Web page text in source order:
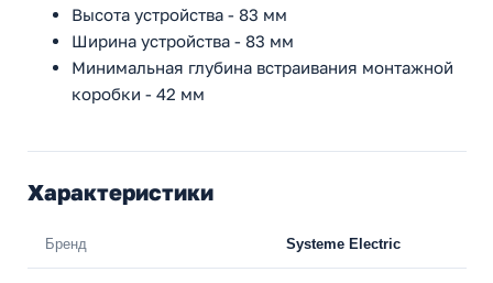
Высота устройства - 83 мм
Ширина устройства - 83 мм
Минимальная глубина встраивания монтажной
коробки - 42 мм
Характеристики
Бренд Systeme Electric